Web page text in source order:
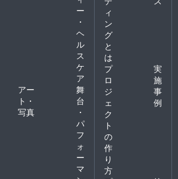
ー
・
ヘ
ル
ス
ケ
ア
アー
ト・
写真
舞
台
・
パ
フ
ォ
ー
マ
ィ
ン
グ
と
は
プ
ロ
ジ
ェ
ク
ト
の
作
り
方
実
施
事
例